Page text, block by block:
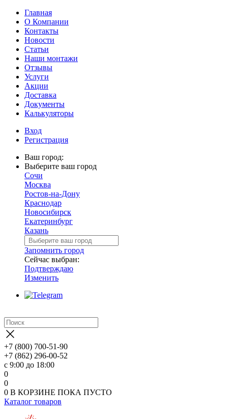
Главная
О Компании
Контакты
Новости
Статьи
Наши монтажи
Отзывы
Услуги
Акции
Доставка
Документы
Калькуляторы
Вход
Регистрация
Ваш город:
Выберите ваш город
Сочи
Москва
Ростов-на-Дону
Краснодар
Новосибирск
Екатеринбург
Казань
Запомнить город
Сейчас выбран:
Подтверждаю
Изменить
+7 (800) 700-51-90
+7 (862) 296-00-52
с 9:00 до 18:00
0
0
0 В КОРЗИНЕ ПОКА ПУСТО
Каталог товаров